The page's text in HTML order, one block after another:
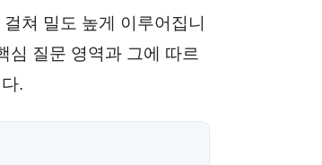
쳐 밀도 높게 이루어집니
심 질문 영역과 그에 따르
.